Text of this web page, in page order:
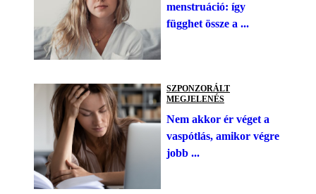
menstruáció: így
függhet össze a ...
SZPONZORÁLT
MEGJELENÉS
Nem akkor ér véget a
vaspótlás, amikor végre
jobb ...